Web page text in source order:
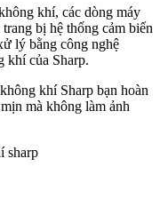
khí, các dòng máy
bị hệ thống cảm biến
lý bằng công nghệ
khí của Sharp.
khí Sharp bạn hoàn
mà không làm ảnh